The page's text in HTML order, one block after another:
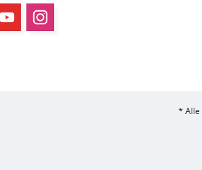
* Alle